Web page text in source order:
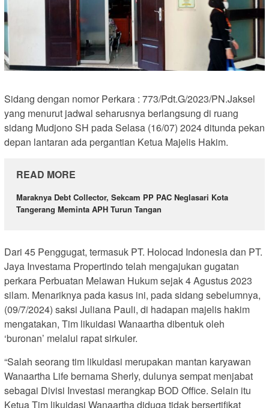
Sidang dengan nomor Perkara : 773/Pdt.G/2023/PN.Jaksel
yang menurut jadwal seharusnya berlangsung di ruang
sidang Mudjono SH pada Selasa (16/07) 2024 ditunda pekan
depan lantaran ada pergantian Ketua Majelis Hakim.
READ MORE
Maraknya Debt Collector, Sekcam PP PAC Neglasari Kota
Tangerang Meminta APH Turun Tangan
Dari 45 Penggugat, termasuk PT. Holocad Indonesia dan PT.
Jaya Investama Propertindo telah mengajukan gugatan
perkara Perbuatan Melawan Hukum sejak 4 Agustus 2023
silam. Menariknya pada kasus ini, pada sidang sebelumnya,
(09/7/2024) saksi Juliana Pauli, di hadapan majelis hakim
mengatakan, Tim likuidasi Wanaartha dibentuk oleh
‘buronan’ melalui rapat sirkuler.
“Salah seorang tim likuidasi merupakan mantan karyawan
Wanaartha Life bernama Sherly, dulunya sempat menjabat
sebagai Divisi Investasi merangkap BOD Office. Selain itu
Ketua Tim likuidasi Wanaartha diduga tidak bersertifikat